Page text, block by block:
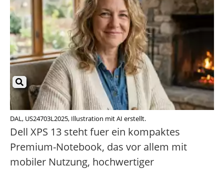
DAL, US24703L2025, Illustration mit AI erstellt.
Dell XPS 13 steht fuer ein kompaktes
Premium-Notebook, das vor allem mit
mobiler Nutzung, hochwertiger